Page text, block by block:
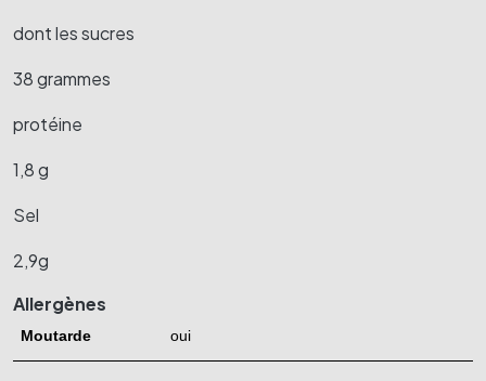
dont les sucres
38 grammes
protéine
1,8 g
Sel
2,9g
Allergènes
Moutarde oui